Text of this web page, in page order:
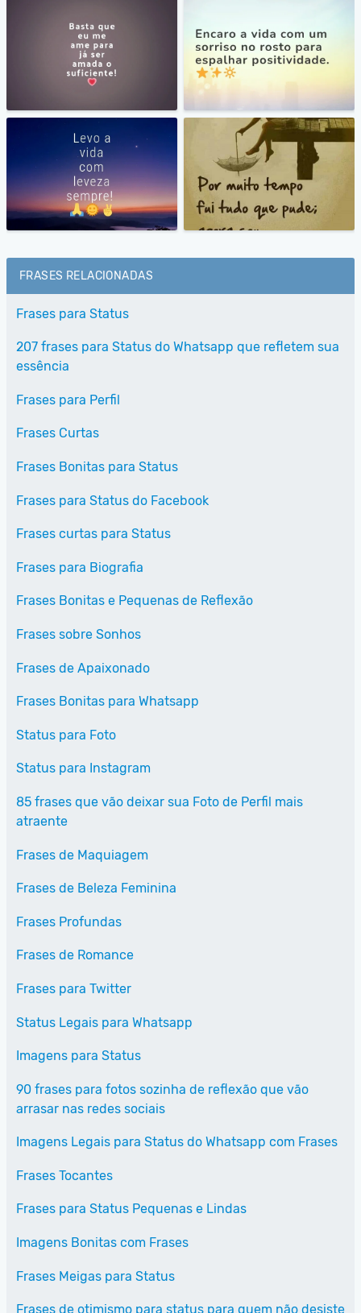
FRASES RELACIONADAS
Frases para Status
207 frases para Status do Whatsapp que refletem sua
essência
Frases para Perfil
Frases Curtas
Frases Bonitas para Status
Frases para Status do Facebook
Frases curtas para Status
Frases para Biografia
Frases Bonitas e Pequenas de Reflexão
Frases sobre Sonhos
Frases de Apaixonado
Frases Bonitas para Whatsapp
Status para Foto
Status para Instagram
85 frases que vão deixar sua Foto de Perfil mais
atraente
Frases de Maquiagem
Frases de Beleza Feminina
Frases Profundas
Frases de Romance
Frases para Twitter
Status Legais para Whatsapp
Imagens para Status
90 frases para fotos sozinha de reflexão que vão
arrasar nas redes sociais
Imagens Legais para Status do Whatsapp com Frases
Frases Tocantes
Frases para Status Pequenas e Lindas
Imagens Bonitas com Frases
Frases Meigas para Status
Frases de otimismo para status para quem não desiste